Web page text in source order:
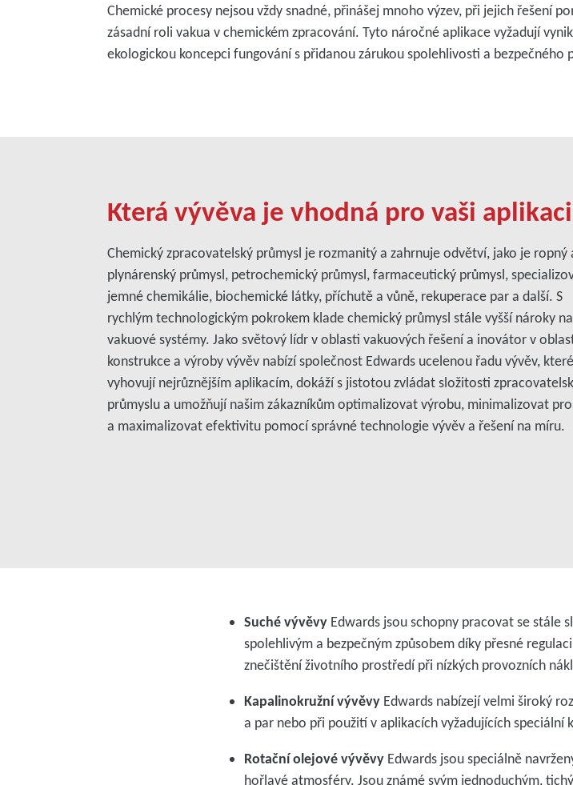
Chemické procesy nejsou vždy snadné, přinášej mnoho výzev, při jejich řešení
zásadní roli vakua v chemickém zpracování. Tyto náročné aplikace vyžadují
ekologickou koncepci fungování s přidanou zárukou spolehlivosti a bezpečného
Která vývěva je vhodná pro vaši
Chemický zpracovatelský průmysl je rozmanitý a zahrnuje odvětví, jako je ropný
plynárenský průmysl, petrochemický průmysl, farmaceutický průmysl,
jemné chemikálie, biochemické látky, příchutě a vůně, rekuperace par a další. S
rychlým technologickým pokrokem klade chemický průmysl stále vyšší nároky na
vakuové systémy. Jako světový lídr v oblasti vakuových řešení a inovátor v
konstrukce a výroby vývěv nabízí společnost Edwards ucelenou řadu vývěv, které
vyhovují nejrůznějším aplikacím, dokáží s jistotou zvládat složitosti
průmyslu a umožňují našim zákazníkům optimalizovat výrobu, minimalizovat
a maximalizovat efektivitu pomocí správné technologie vývěv a řešení na míru.
Suché vývěvyEdwards jsou schopny pracovat se stále
spolehlivým a bezpečným způsobem díky přesné
znečištění životního prostředí při nízkých provozních
Kapalinokružní vývěvyEdwards nabízejí velmi široký
a par nebo při použití v aplikacích vyžadujících
Rotační olejové vývěvyEdwards jsou speciálně
hořlavé atmosféry. Jsou známé svým jednoduchým,